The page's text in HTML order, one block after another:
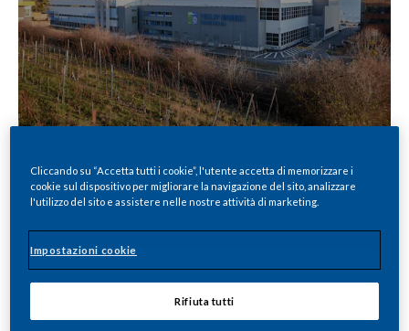
Condividi
Lausanne, 12.12.2023–Philip Morris
Products SA (PMP SA) renforce ses activités
industrielles en Suisse. L'usine de PMP SA à
Cliccando su “Accetta tutti i cookie”, l'utente accetta di memorizzare i
cookie sul dispositivo per migliorare la navigazione del sito, analizzare
l'utilizzo del sito e assistere nelle nostre attività di marketing.
Impostazioni cookie
Rifiuta tutti